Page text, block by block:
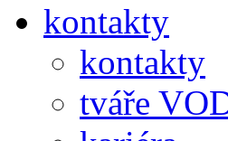
kontakty
kontakty
tváře